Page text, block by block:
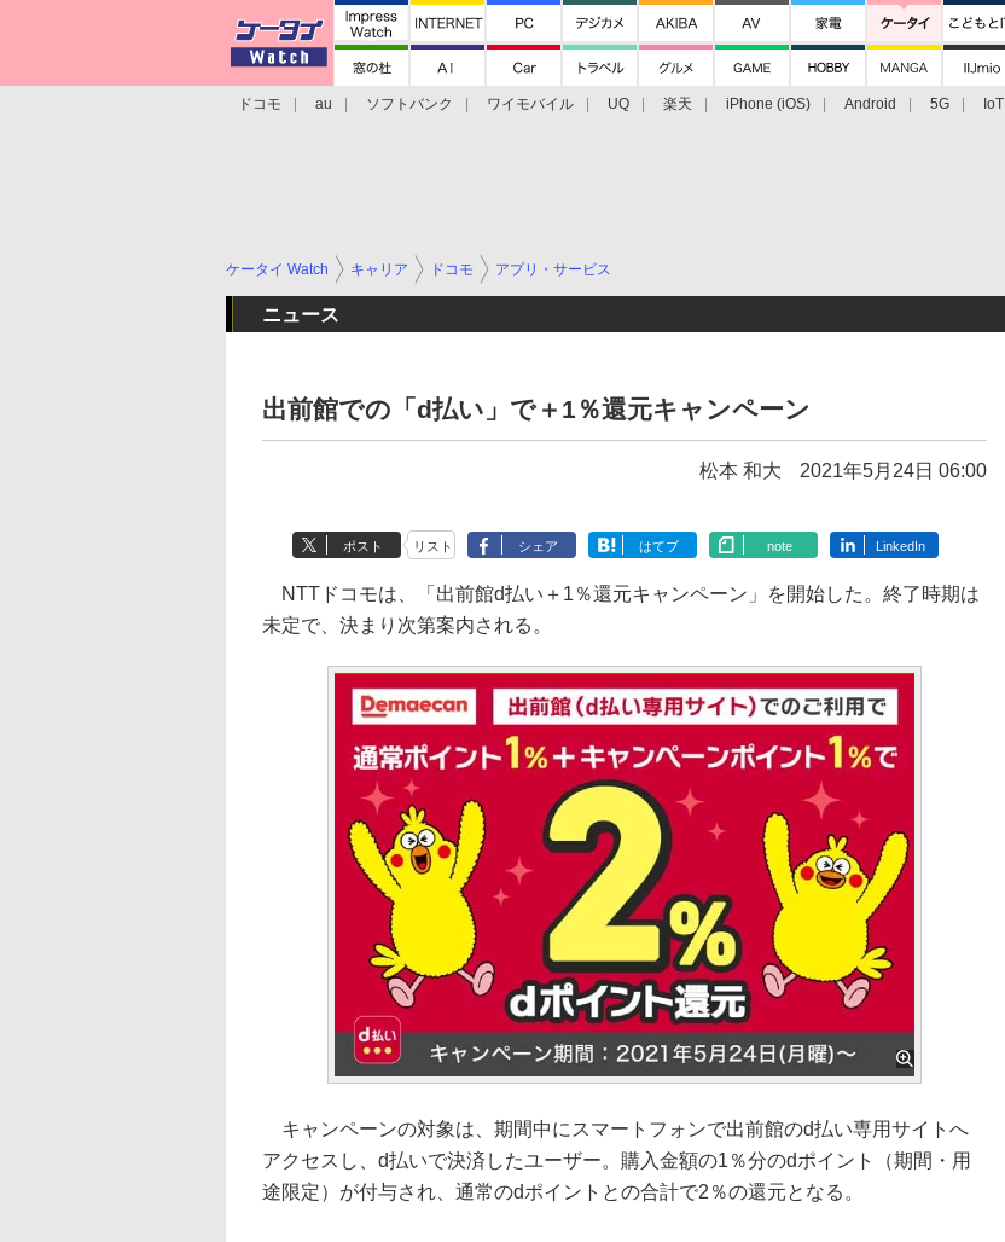
ドコモ au ソフトバンク ワイモバイル UQ 楽天 iPhone (iOS) Android 5G IoT
ケータイ Watch キャリア ドコモ アプリ・サービス
ニュース
出前館での「d払い」で＋1％還元キャンペーン
松本 和大 2021年5月24日 06:00
ポスト リスト シェア はてブ note LinkedIn
NTTドコモは、「出前館d払い＋1％還元キャンペーン」を開始した。終了時期は
未定で、決まり次第案内される。
キャンペーンの対象は、期間中にスマートフォンで出前館のd払い専用サイトへ
アクセスし、d払いで決済したユーザー。購入金額の1％分のdポイント（期間・用
途限定）が付与され、通常のdポイントとの合計で2％の還元となる。